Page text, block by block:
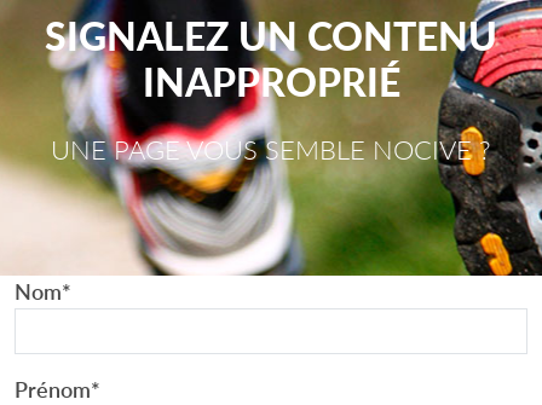
SIGNALEZ UN CONTENU
INAPPROPRIÉ
UNE PAGE VOUS SEMBLE NOCIVE ?
Nom*
Prénom*